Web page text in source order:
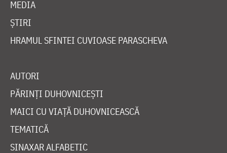
MEDIA
ȘTIRI
HRAMUL SFINTEI CUVIOASE PARASCHEVA
AUTORI
PĂRINȚI DUHOVNICEȘTI
MAICI CU VIAȚĂ DUHOVNICEASCĂ
TEMATICĂ
SINAXAR ALFABETIC